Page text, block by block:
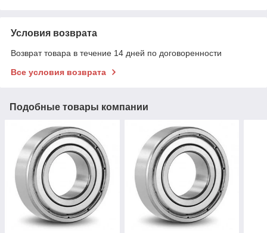
Условия возврата
Возврат товара в течение 14 дней по договоренности
Все условия возврата
Подобные товары компании